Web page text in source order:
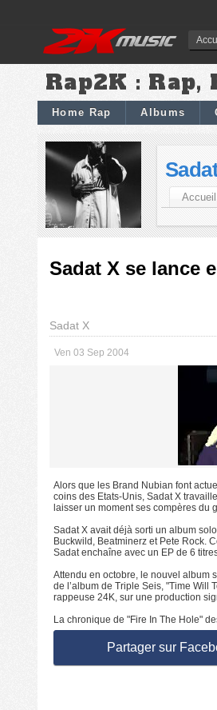
Rap2K : Rap,
Home Rap Albums
Accueil
Sadat X se lance
Sadat X
Ven 03 Sep 2004
Alors que les Brand Nubian font
coins des Etats-Unis, Sadat X
laisser un moment ses compères du
Sadat X avait déjà sorti un album
Buckwild, Beatminerz et Pete Rock.
Sadat enchaîne avec un EP de 6
Attendu en octobre, le nouvel album
de l’album de Triple Seis, "Time Will
rappeuse 24K, sur une production
La chronique de "Fire In The Hole"
Partager sur